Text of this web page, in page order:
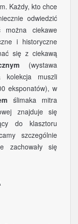
Każdy, kto chce
odwiedzić
ciekawe
i historyczne
się z ciekawą
(wystawa
muszli
eksponatów), w
ślimaka mitra
znajduje się
do klasztoru
szczególnie
zachowały się